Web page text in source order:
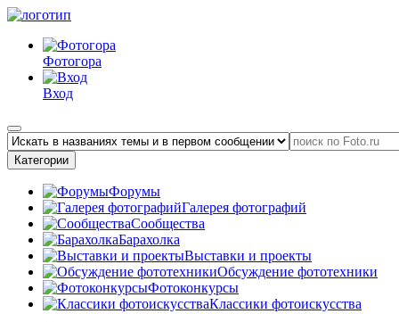
Фотогора
Вход
Категории
Форумы
Галерея фотографий
Сообщества
Барахолка
Выставки и проекты
Обсуждение фототехники
Фотоконкурсы
Классики фотоискусства